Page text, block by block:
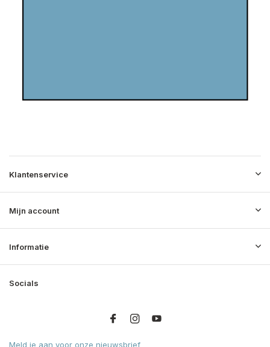
Klantenservice
Mijn account
Informatie
Socials
Meld je aan voor onze nieuwsbrief